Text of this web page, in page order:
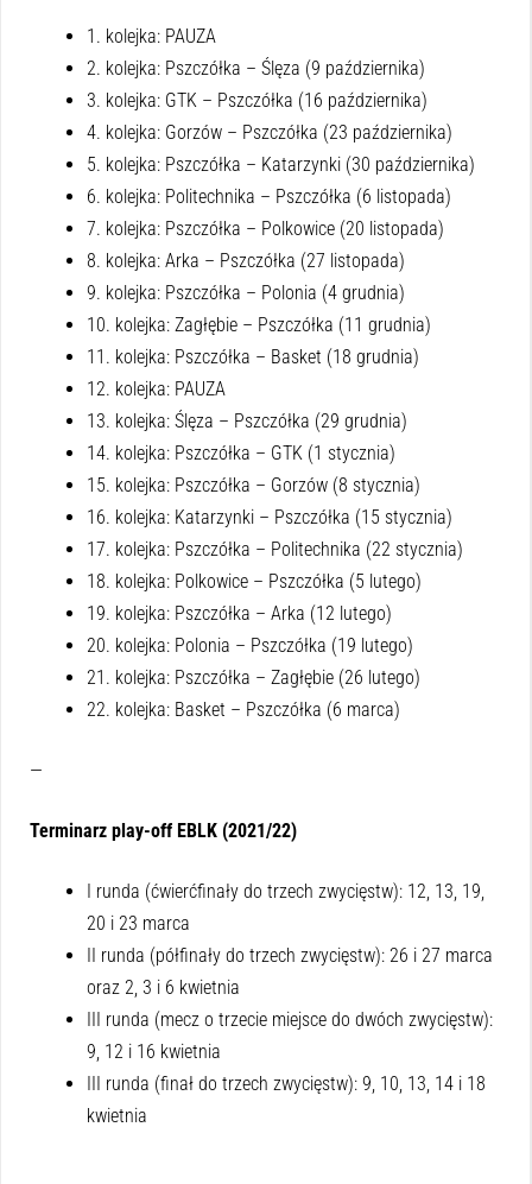
1. kolejka: PAUZA
2. kolejka: Pszczółka – Ślęza (9 października)
3. kolejka: GTK – Pszczółka (16 października)
4. kolejka: Gorzów – Pszczółka (23 października)
5. kolejka: Pszczółka – Katarzynki (30 października)
6. kolejka: Politechnika – Pszczółka (6 listopada)
7. kolejka: Pszczółka – Polkowice (20 listopada)
8. kolejka: Arka – Pszczółka (27 listopada)
9. kolejka: Pszczółka – Polonia (4 grudnia)
10. kolejka: Zagłębie – Pszczółka (11 grudnia)
11. kolejka: Pszczółka – Basket (18 grudnia)
12. kolejka: PAUZA
13. kolejka: Ślęza – Pszczółka (29 grudnia)
14. kolejka: Pszczółka – GTK (1 stycznia)
15. kolejka: Pszczółka – Gorzów (8 stycznia)
16. kolejka: Katarzynki – Pszczółka (15 stycznia)
17. kolejka: Pszczółka – Politechnika (22 stycznia)
18. kolejka: Polkowice – Pszczółka (5 lutego)
19. kolejka: Pszczółka – Arka (12 lutego)
20. kolejka: Polonia – Pszczółka (19 lutego)
21. kolejka: Pszczółka – Zagłębie (26 lutego)
22. kolejka: Basket – Pszczółka (6 marca)
—
Terminarz play-off EBLK (2021/22)
I runda (ćwierćfinały do trzech zwycięstw): 12, 13, 19,
20 i 23 marca
II runda (półfinały do trzech zwycięstw): 26 i 27 marca
oraz 2, 3 i 6 kwietnia
III runda (mecz o trzecie miejsce do dwóch zwycięstw):
9, 12 i 16 kwietnia
III runda (finał do trzech zwycięstw): 9, 10, 13, 14 i 18
kwietnia